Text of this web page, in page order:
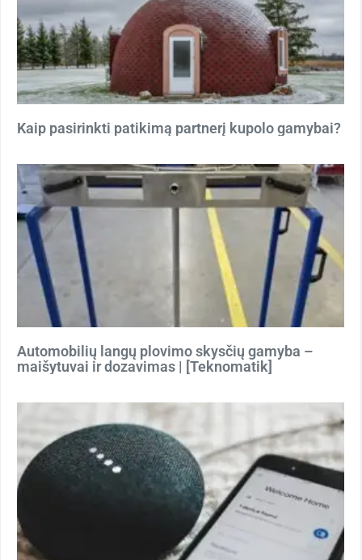
Kaip pasirinkti patikimą partnerį kupolo gamybai?
Automobilių langų plovimo skysčių gamyba –
maišytuvai ir dozavimas | [Teknomatik]